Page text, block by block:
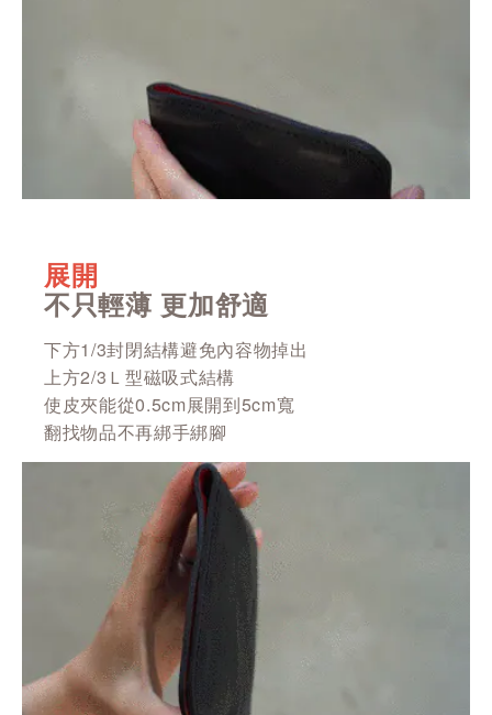
展開
不只輕薄 更加舒適
下方1/3封閉結構避免內容物掉出
上方2/3Ｌ型磁吸式結構
使皮夾能從0.5cm展開到5cm寬
翻找物品不再綁手綁腳